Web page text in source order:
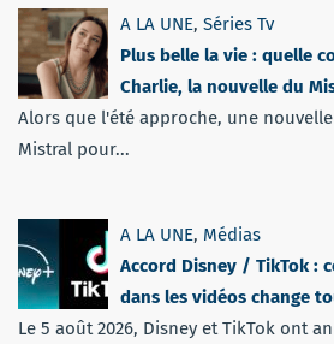
A LA UNE, Séries Tv
Plus belle la vie : quelle
Charlie, la nouvelle du
Alors que l'été approche, une
Mistral pour...
A LA UNE, Médias
Accord Disney / TikTok :
dans les vidéos change
Le 5 août 2026, Disney et TikTok ont